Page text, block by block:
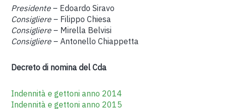
Presidente– Edoardo Siravo
Consigliere– Filippo Chiesa
Consigliere– Mirella Belvisi
Consigliere– Antonello Chiappetta
Decreto di nomina del Cda
Indennità e gettoni anno 2014
Indennità e gettoni anno 2015